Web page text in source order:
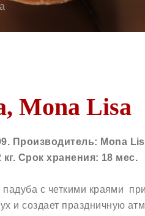
Mona Lisa
Производитель: Mona
кг. Срок хранения: 18 мес.
падуба с четкими краями
и создает праздничную